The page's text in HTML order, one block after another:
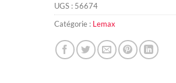
UGS : 56674
Catégorie : Lemax